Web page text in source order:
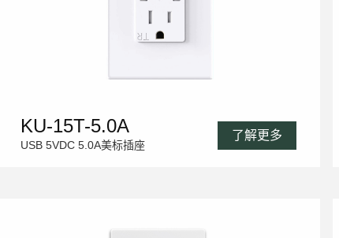
KU-15T-5.0A
USB 5VDC 5.0A美标插座
了解更多